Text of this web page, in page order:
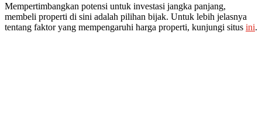
Mempertimbangkan potensi untuk investasi jangka panjang,
membeli properti di sini adalah pilihan bijak. Untuk lebih jelasnya
tentang faktor yang mempengaruhi harga properti, kunjungi situs ini.